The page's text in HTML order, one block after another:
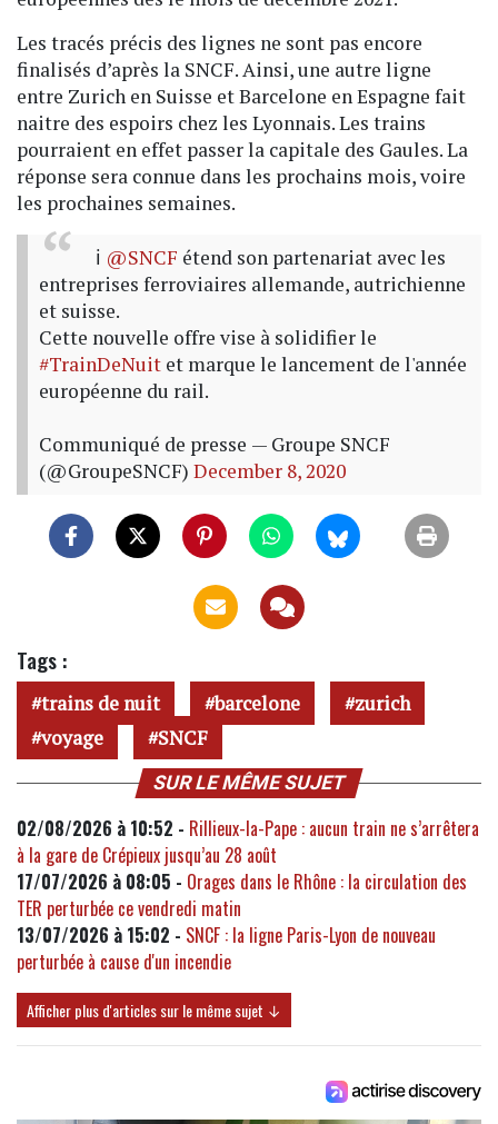
Les tracés précis des lignes ne sont pas encore
finalisés d’après la SNCF. Ainsi, une autre ligne
entre Zurich en Suisse et Barcelone en Espagne fait
naitre des espoirs chez les Lyonnais. Les trains
pourraient en effet passer la capitale des Gaules. La
réponse sera connue dans les prochains mois, voire
les prochaines semaines.
ℹ️ @SNCF étend son partenariat avec les
entreprises ferroviaires allemande, autrichienne
et suisse.
Cette nouvelle offre vise à solidifier le
#TrainDeNuit et marque le lancement de l'année
européenne du rail.
Communiqué de presse — Groupe SNCF
(@GroupeSNCF) December 8, 2020
Tags :
trains de nuit barcelone
zurich
voyage
SNCF
SUR LE MÊME SUJET
02/08/2026 à 10:52 - Rillieux-la-Pape : aucun train ne s’arrêtera
à la gare de Crépieux jusqu’au 28 août
17/07/2026 à 08:05 - Orages dans le Rhône : la circulation des
TER perturbée ce vendredi matin
13/07/2026 à 15:02 - SNCF : la ligne Paris-Lyon de nouveau
perturbée à cause d'un incendie
Afficher plus d'articles sur le même sujet ↓